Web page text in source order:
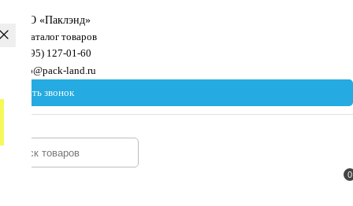
Каталог товаров
8(495) 127-01-60
info@pack-land.ru
Заказать звонок
0